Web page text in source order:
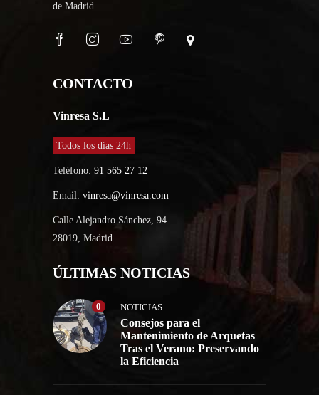
de Madrid.
CONTACTO
Vinresa S.L
Todos los días 24h
Teléfono: 91 565 27 12
Email: vinresa@vinresa.com
Calle Alejandro Sánchez, 94
28019, Madrid
ÚLTIMAS NOTICIAS
0 NOTICIAS
Consejos para el
Mantenimiento de Arquetas
Tras el Verano: Preservando
la Eficiencia